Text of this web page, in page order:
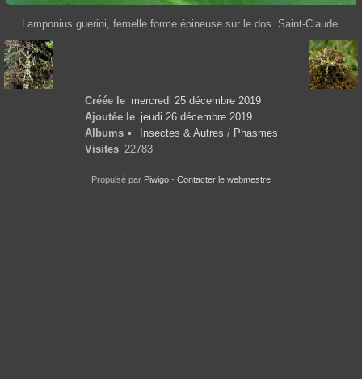
Lamponius guerini, femelle forme épineuse sur le dos. Saint-Claude.
Créée le mercredi 25 décembre 2019
Ajoutée le jeudi 26 décembre 2019
Albums
Insectes & Autres / Phasmes
Visites 22783
Propulsé par Piwigo - Contacter le webmestre